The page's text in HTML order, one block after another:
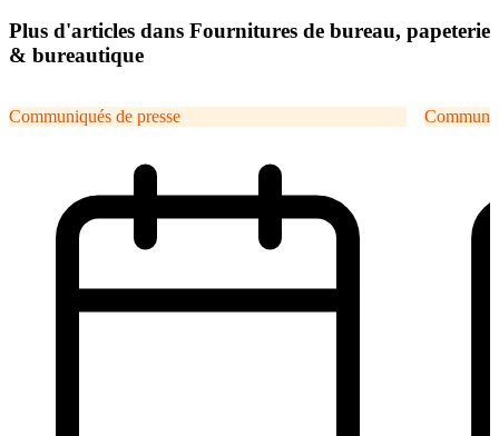
Plus d'articles dans Fournitures de bureau, papeterie
& bureautique
Communiqués de presse